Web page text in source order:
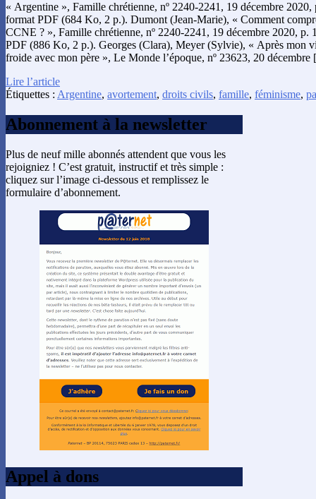
« Argentine », Famille chrétienne, nº 2240-2241, 19 décembre
format PDF (684 Ko, 2 p.). Dumont (Jean-Marie), « Comment
CCNE ? », Famille chrétienne, nº 2240-2241, 19 décembre 2020, p.
PDF (886 Ko, 2 p.). Georges (Clara), Meyer (Sylvie), « Après mon
froide avec mon père », Le Monde l’époque, nº 23623, 20
Lire l’article
Étiquettes : Argentine, avortement, droits civils, famille, féminisme,
Abonnement à la newsletter
Plus de neuf mille abonnés attendent que vous les
rejoigniez ! C’est gratuit, instructif et très simple :
cliquez sur l’image ci-dessous et remplissez le
formulaire d’abonnement.
Appel à dons